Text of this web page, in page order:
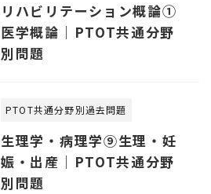
リハビリテーション概論①
医学概論｜PTOT共通分野
別問題
PTOT共通分野別過去問題
生理学・病理学⑨生理・妊
娠・出産｜PTOT共通分野
別問題